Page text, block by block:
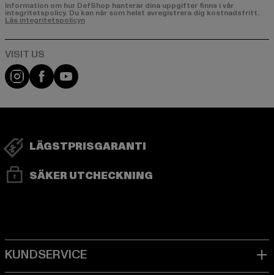
Information om hur DefShop hanterar dina uppgifter finns i vår
integritetspolicy. Du kan när som helst avregistrera dig kostnadsfritt.
Läs integritetspolicyn
Visit our Instagram page:
Visit our Facebook page:
Visit our YouTube channel:
LÄGSTPRISGARANTI
SÄKER UTCHECKNING